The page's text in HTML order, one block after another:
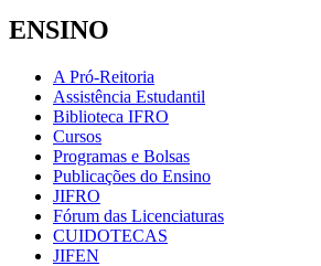
ENSINO
A Pró-Reitoria
Assistência Estudantil
Biblioteca IFRO
Cursos
Programas e Bolsas
Publicações do Ensino
JIFRO
Fórum das Licenciaturas
CUIDOTECAS
JIFEN